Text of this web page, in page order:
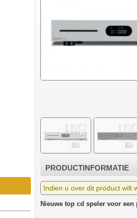
PRODUCTINFORMATIE
Indien u over dit product wilt
Nieuwe top cd speler voor